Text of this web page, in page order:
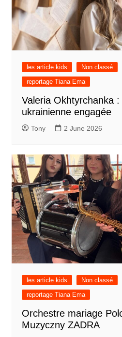
les article kids Non classé
reportage Tiana Ema
Valeria Okhtyrchanka
ukrainienne engagée
Tony 2 June 2026
les article kids Non classé
reportage Tiana Ema
Orchestre mariage
Muzyczny ZADRA